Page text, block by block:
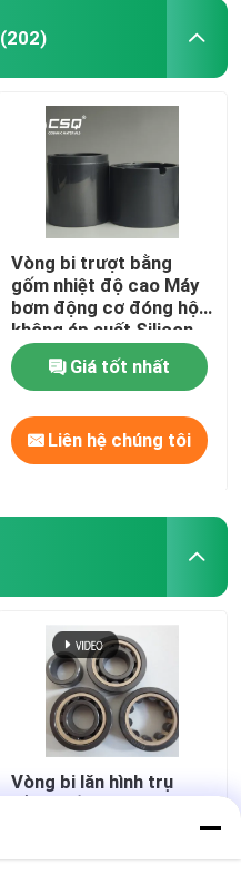
(202)
Vòng bi trượt bằng
gốm nhiệt độ cao Máy
bơm động cơ đóng hộp
không áp suất Silicon
cacbua thiêu kết
Giá tốt nhất
Liên hệ chúng tôi
Vòng bi lăn hình trụ